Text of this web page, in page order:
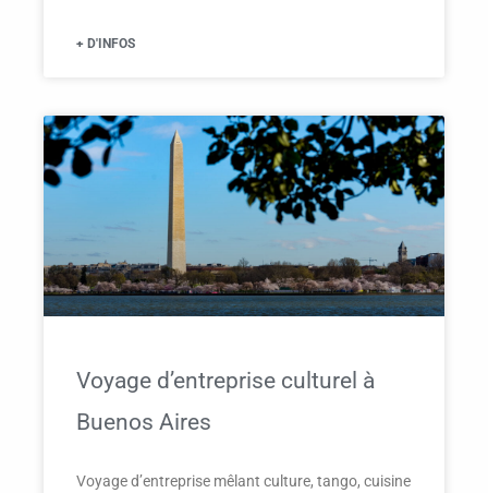
+ D'INFOS
Voyage d’entreprise culturel à
Buenos Aires
Voyage d’entreprise mêlant culture, tango, cuisine